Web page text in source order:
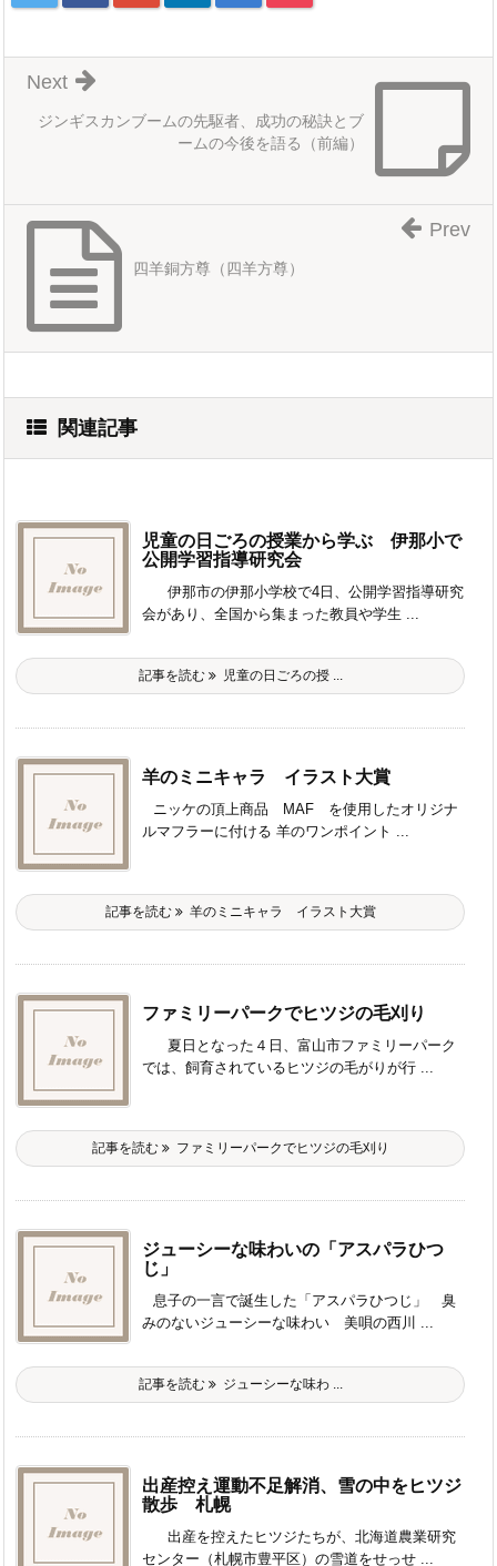
ジンギスカンブームの先駆者、成功の秘訣とブ
ームの今後を語る（前編）
Next
四羊銅方尊（四羊方尊）
Prev
関連記事
児童の日ごろの授業から学ぶ 伊那小で
公開学習指導研究会
伊那市の伊那小学校で4日、公開学習指導研究
会があり、全国から集まった教員や学生 ...
記事を読む 児童の日ごろの授 ...
羊のミニキャラ イラスト大賞
ニッケの頂上商品 MAF を使用したオリジナ
ルマフラーに付ける 羊のワンポイント ...
記事を読む 羊のミニキャラ イラスト大賞
ファミリーパークでヒツジの毛刈り
夏日となった４日、富山市ファミリーパーク
では、飼育されているヒツジの毛がりが行 ...
記事を読む ファミリーパークでヒツジの毛刈り
ジューシーな味わいの「アスパラひつ
じ」
息子の一言で誕生した「アスパラひつじ」 臭
みのないジューシーな味わい 美唄の西川 ...
記事を読む ジューシーな味わ ...
出産控え運動不足解消、雪の中をヒツジ
散歩 札幌
出産を控えたヒツジたちが、北海道農業研究
センター（札幌市豊平区）の雪道をせっせ ...